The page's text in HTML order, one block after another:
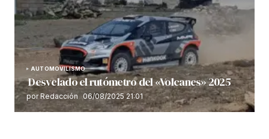
AUTOMOVILISMO
Desvelado el rutómetro del «Volcanes» 2025
por Redacción 06/08/2025 21:01